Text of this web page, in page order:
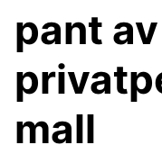
pant av
mall